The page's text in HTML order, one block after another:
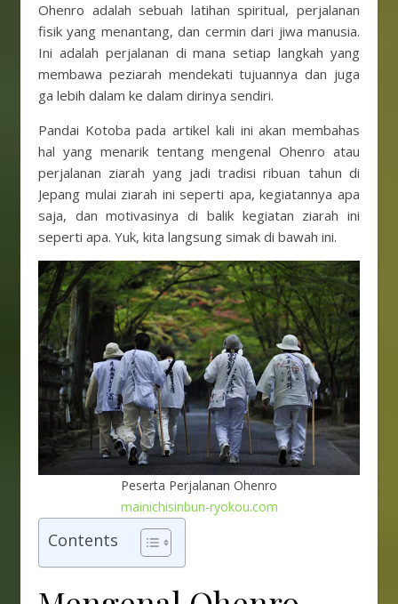
Ohenro adalah sebuah latihan spiritual, perjalanan
fisik yang menantang, dan cermin dari jiwa manusia.
Ini adalah perjalanan di mana setiap langkah yang
membawa peziarah mendekati tujuannya dan juga
ga lebih dalam ke dalam dirinya sendiri.
Pandai Kotoba pada artikel kali ini akan membahas
hal yang menarik tentang mengenal Ohenro atau
perjalanan ziarah yang jadi tradisi ribuan tahun di
Jepang mulai ziarah ini seperti apa, kegiatannya apa
saja, dan motivasinya di balik kegiatan ziarah ini
seperti apa. Yuk, kita langsung simak di bawah ini.
Peserta Perjalanan Ohenro
mainichisinbun-ryokou.com
Contents